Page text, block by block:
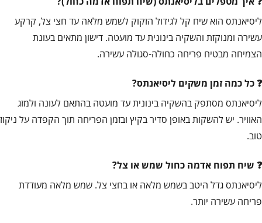
ליסיאנתס הוא שיח קל לגידול הזקוק לשמש מלאה עד חצי צל, קרקע
עשירה ומנוקזת והשקיה בינונית עד מועטה. דישון מתאים בעונת
הצמיחה מבטיח פריחה כחולה-סגולה עשירה.
כל כמה זמן משקים ליסיאנתס?
ליסיאנתס מסתפק בהשקיה בינונית עד מועטה בהתאם לעונה ולמזג
האוויר. יש להשקות באופן סדיר בקיץ ובזמן הפריחה תוך הקפדה על ניקוז
טוב.
שיח תפוח אדמה כחול שמש או צל?
ליסיאנתס גדל היטב בשמש מלאה או בחצי צל. שמש מלאה מעודדת
פריחה עשירה יותר.